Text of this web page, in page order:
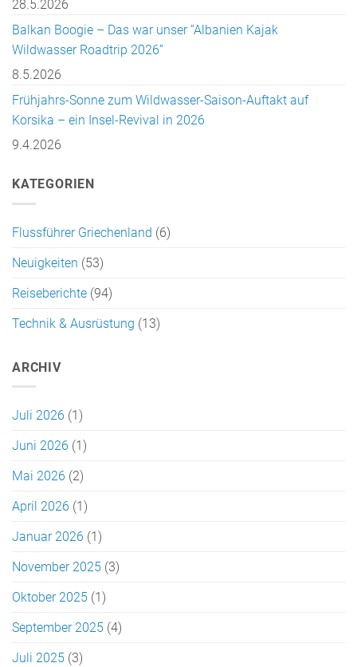
28.5.2026
Balkan Boogie – Das war unser “Albanien Kajak
Wildwasser Roadtrip 2026”
8.5.2026
Frühjahrs-Sonne zum Wildwasser-Saison-Auftakt auf
Korsika – ein Insel-Revival in 2026
9.4.2026
KATEGORIEN
Flussführer Griechenland (6)
Neuigkeiten (53)
Reiseberichte (94)
Technik & Ausrüstung (13)
ARCHIV
Juli 2026 (1)
Juni 2026 (1)
Mai 2026 (2)
April 2026 (1)
Januar 2026 (1)
November 2025 (3)
Oktober 2025 (1)
September 2025 (4)
Juli 2025 (3)